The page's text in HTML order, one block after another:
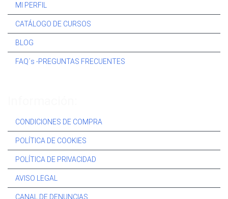
MI PERFIL
CATÁLOGO DE CURSOS
BLOG
FAQ´s -PREGUNTAS FRECUENTES
CONDICIONES DE COMPRA
POLÍTICA DE COOKIES
POLÍTICA DE PRIVACIDAD
AVISO LEGAL
CANAL DE DENUNCIAS